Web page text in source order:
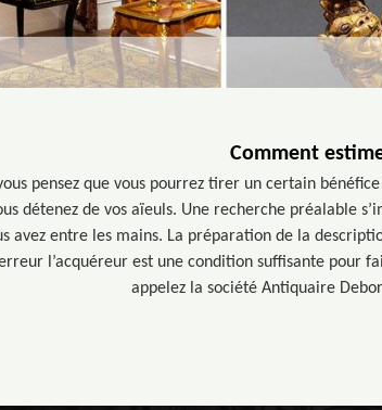
Comment
pensez que vous pourrez tirer un certain
détenez de vos aïeuls. Une recherche préalable
avez entre les mains. La préparation de la
l’acquéreur est une condition suffisante pour
appelez la société Antiquaire